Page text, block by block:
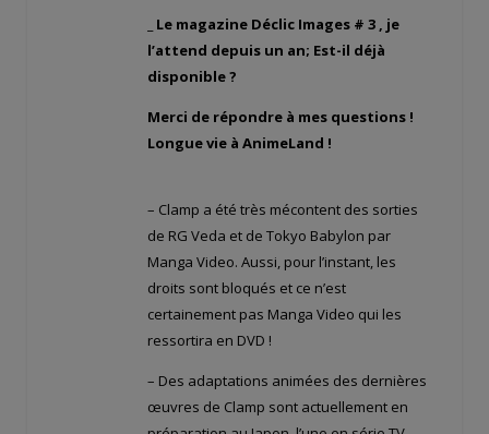
_ Le magazine Déclic Images # 3 , je
l’attend depuis un an; Est-il déjà
disponible ?
Merci de répondre à mes questions !
Longue vie à AnimeLand !
– Clamp a été très mécontent des sorties
de RG Veda et de Tokyo Babylon par
Manga Video. Aussi, pour l’instant, les
droits sont bloqués et ce n’est
certainement pas Manga Video qui les
ressortira en DVD !
– Des adaptations animées des dernières
œuvres de Clamp sont actuellement en